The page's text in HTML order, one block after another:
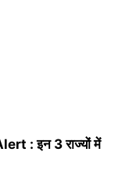
: इन 3 राज्यों में